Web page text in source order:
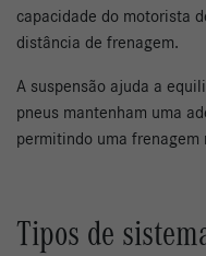
capacidade do motorista
distância de frenagem.
A suspensão ajuda a
pneus mantenham uma
permitindo uma frenagem
Tipos de